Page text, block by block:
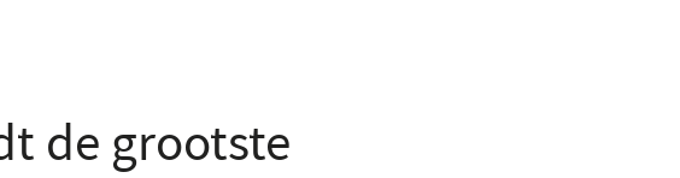
de grootste